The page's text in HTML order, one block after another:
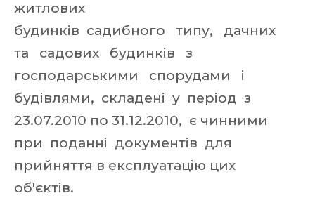
житлових
будинків садибного типу, дачних
та садових будинків з
господарськими спорудами і
будівлями, складені у період з
23.07.2010 по 31.12.2010, є чинними
при поданні документів для
прийняття в експлуатацію цих
об'єктів.